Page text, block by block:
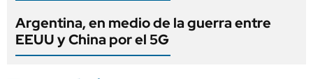
Argentina, en medio de la guerra entre
EEUU y China por el 5G